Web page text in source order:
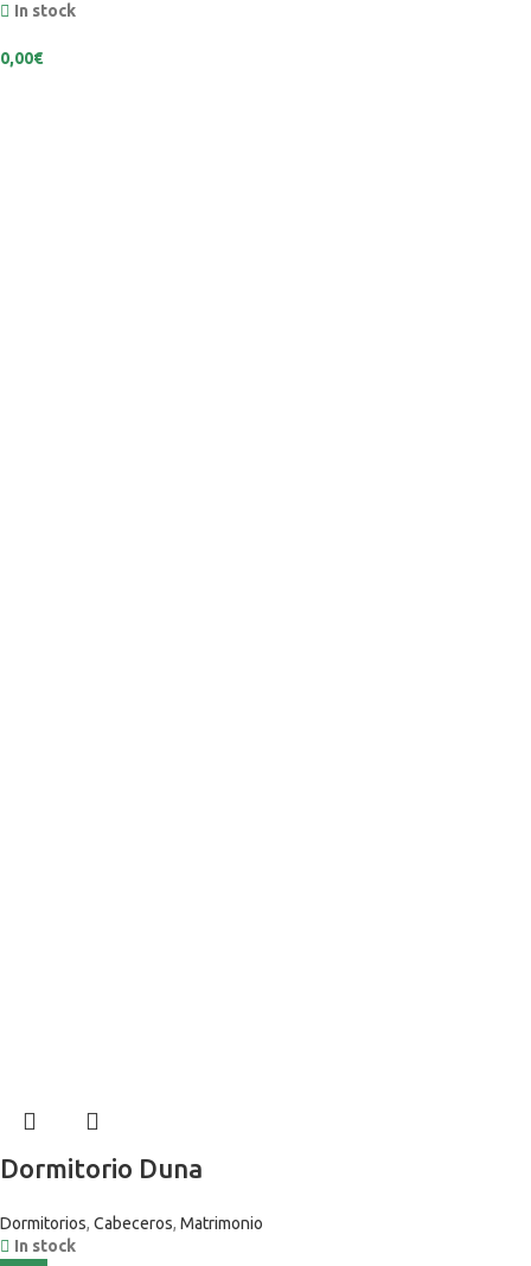
In stock
0,00€
Dormitorio Duna
Dormitorios, Cabeceros, Matrimonio
In stock